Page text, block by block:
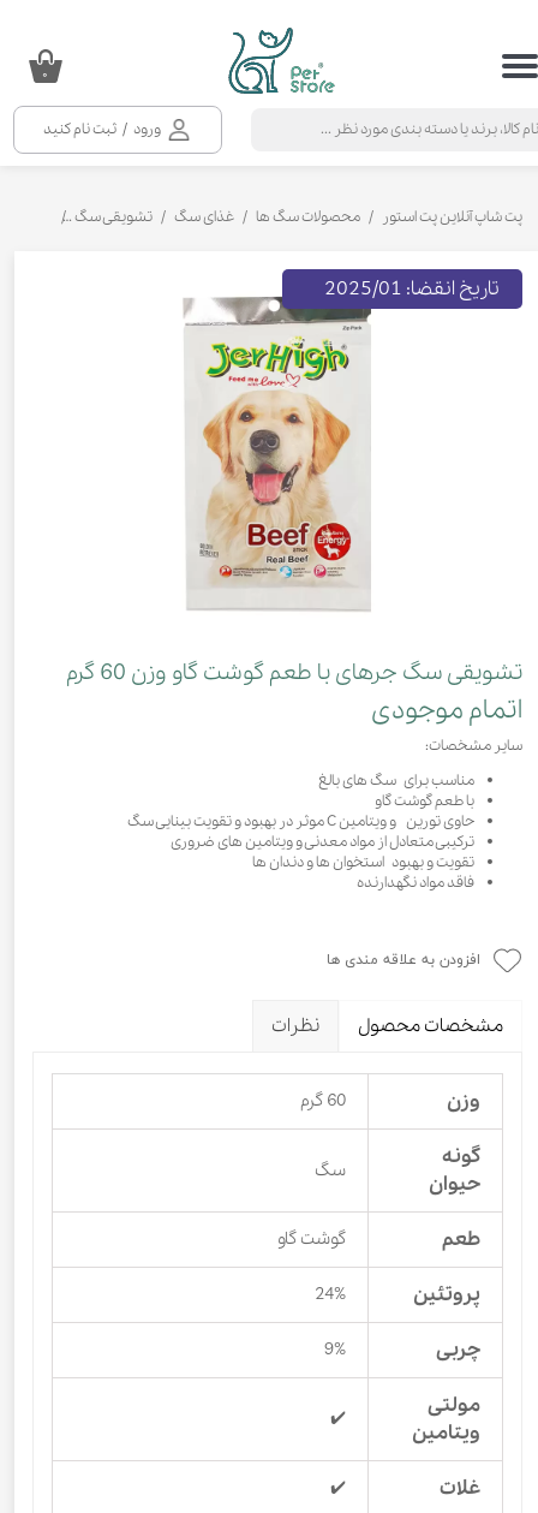
ورود / ثبت نام کنید
حساب کاربری من
خروج از حساب کاربری
۰
پت شاپ آنلاین پت استور محصولات سگ ها غذای سگ تشویقی سگ
تشویقی سگ جرهای با طعم گوشت گاو وزن 60 گرم
اتمام موجودی
سایر مشخصات:
مناسب برای سگ های بالغ
با طعم گوشت گاو
حاوی تورین و ویتامین C موثر در بهبود و تقویت بینایی سگ
ترکیبی متعادل از مواد معدنی و ویتامین های ضروری
تقویت و بهبود استخوان ها و دندان ها
فاقد مواد نگهدارنده
تاریخ انقضا: 2025/01
افزودن به علاقه مندی ها
مشخصات محصول نظرات
وزن 60 گرم
گونه
حیوان
سگ
طعم گوشت گاو
پروتئین 24%
چربی 9%
مولتی
ویتامین
✔️
غلات ✔️